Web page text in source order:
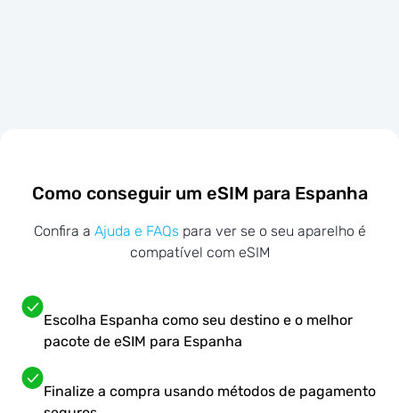
Como conseguir um eSIM para Espanha
Confira a Ajuda e FAQs para ver se o seu aparelho é
compatível com eSIM
Escolha Espanha como seu destino e o melhor
pacote de eSIM para Espanha
Finalize a compra usando métodos de pagamento